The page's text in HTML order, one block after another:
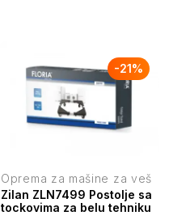
-21%
Oprema za mašine za veš
Zilan ZLN7499 Postolje sa
tockovima za belu tehniku